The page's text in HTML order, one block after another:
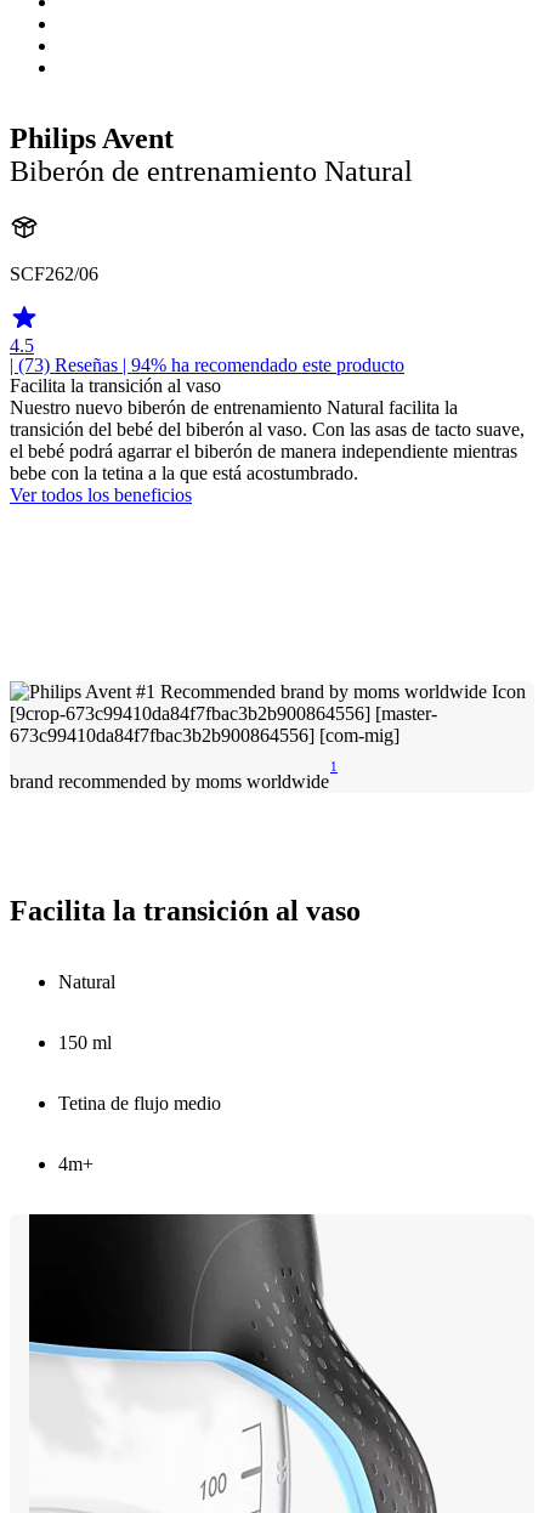
Philips Avent
Biberón de entrenamiento Natural
SCF262/06
4.5
| (73) Reseñas | 94% ha recomendado este producto
Facilita la transición al vaso
Nuestro nuevo biberón de entrenamiento Natural facilita la
transición del bebé del biberón al vaso. Con las asas de tacto suave,
el bebé podrá agarrar el biberón de manera independiente mientras
bebe con la tetina a la que está acostumbrado.
Ver todos los beneficios
brand recommended by moms worldwide
1
Facilita la transición al vaso
Natural
150 ml
Tetina de flujo medio
4m+